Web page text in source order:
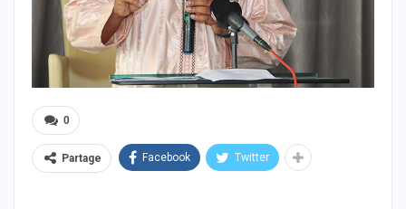
0
Partage Facebook Twitter